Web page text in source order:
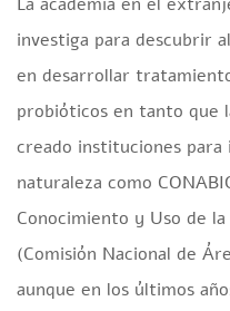
investiga para descubrir
en desarrollar
probióticos en tanto que
creado instituciones
naturaleza como
Conocimiento y Uso de
(Comisión Nacional de
aunque en los últimos